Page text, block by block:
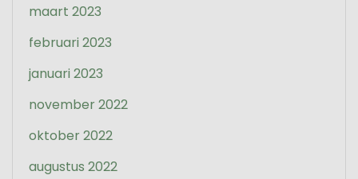
maart 2023
februari 2023
januari 2023
november 2022
oktober 2022
augustus 2022